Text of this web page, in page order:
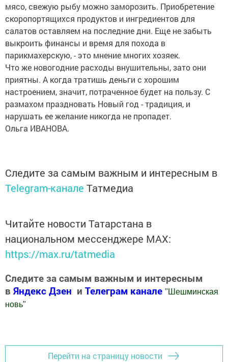
мясо, свежую рыбу можно заморозить. Приобретение
скоропортящихся продуктов и ингредиентов для
салатов оставляем на последние дни. Еще не забыть
выкроить финансы и время для похода в
парикмахерскую, - это мнение многих хозяек.
Что же новогодние расходы внушительны, зато они
приятны. А когда тратишь деньги с хорошим
настроением, значит, потраченное будет на пользу. С
размахом праздновать Новый год - традиция, и
нарушать ее желание никогда не пропадет.
Ольга ИВАНОВА.
Следите за самым важным и интересным в
Telegram-канале Татмедиа
Читайте новости Татарстана в
национальном мессенджере MАХ:
https://max.ru/tatmedia
Следите за самым важным и интересным
в Яндекс Дзен и Телеграм канале " Шешминская
новь"
Перейти на страницу новости